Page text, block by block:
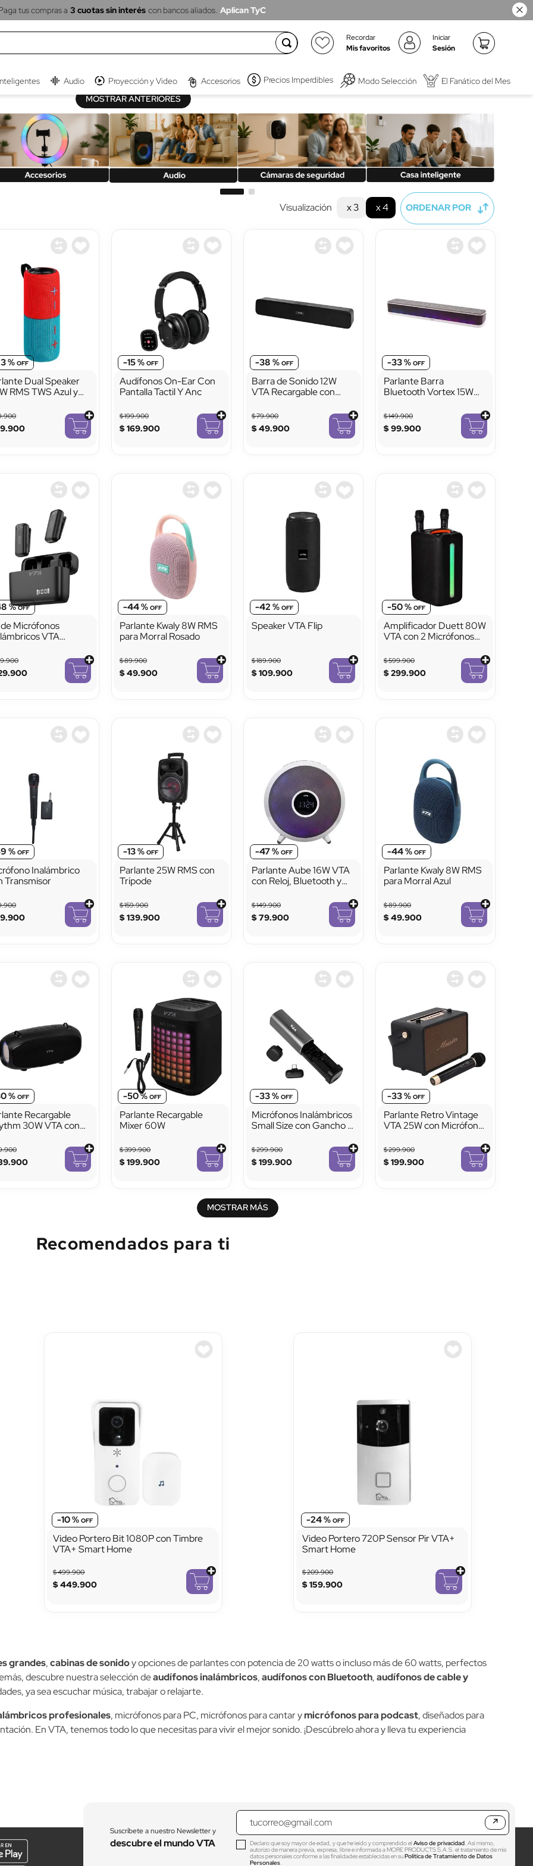
tus compras a 3 cuotas sin interés con bancos aliados. Aplican TyC
Recordar
Mis favoritos
Iniciar
Sesión
Audio Proyección y Video Accesorios Precios Imperdibles Modo Selección El Fanático del Mes
MOSTRAR ANTERIORES
Visualización x 3 x 4 ORDENAR POR
%
Dual Speaker
RMS TWS Azul y
.900
.900
-15 %
Audífonos On-Ear Con
Pantalla Tactil Y Anc
$199.900
$169.900
-38 %
Barra de Sonido 12W
VTA Recargable con
$79.900
$49.900
-33 %
Parlante Barra
Bluetooth Vortex 15W
USB
$149.900
$99.900
%
Micrófonos
VTA
.900
.900
-44 %
Parlante Kwaly 8W RMS
para Morral Rosado
$89.900
$49.900
-42 %
Speaker VTA Flip
$189.900
$109.900
-50 %
Amplificador Duett 80W
VTA con 2 Micrófonos
LED
$599.900
$299.900
%
Inalámbrico
Transmisor
.900
.900
-13 %
Parlante 25W RMS con
Trípode
$159.900
$139.900
-47 %
Parlante Aube 16W VTA
con Reloj, Bluetooth y
$149.900
$79.900
-44 %
Parlante Kwaly 8W RMS
para Morral Azul
$89.900
$49.900
%
Recargable
30W VTA con
FM
.900
.900
-50 %
Parlante Recargable
Mixer 60W
$399.900
$199.900
-33 %
Micrófonos Inalámbricos
Small Size con Gancho e
$299.900
$199.900
-33 %
Parlante Retro Vintage
VTA 25W con Micrófono
$299.900
$199.900
MOSTRAR MÁS
Recomendados para ti
-10 %
Video Portero Bit 1080P con Timbre
VTA+ Smart Home
$499.900
$449.900
-24 %
Video Portero 720P Sensor Pir VTA+
Smart Home
$209.900
$159.900
grandes,cabinas de sonidoy opciones de parlantes con potencia de 20 watts o incluso más de 60 watts, perfectos
descubre nuestra selección deaudífonos inalámbricos,audífonos con Bluetooth,audífonos de cable y
ya sea escuchar música, trabajar o relajarte.
profesionales, micrófonos para PC, micrófonos para cantar ymicrófonos para podcast, diseñados para
En VTA, tenemos todo lo que necesitas para vivir el mejor sonido. ¡Descúbrelo ahora y lleva tu experiencia
Suscríbete a nuestro Newsletter y
descubre el mundo VTA
↗
Declaro que soy mayor de edad, y que he leído y comprendido elAviso de privacidad. Así mismo,
autorizo de manera previa, expresa, libre e informada a MORE PRODUCTS S.A.S. el tratamiento de mis
datos personales conforme a las finalidades establecidas en suPolítica de Tratamiento de Datos
Personales.